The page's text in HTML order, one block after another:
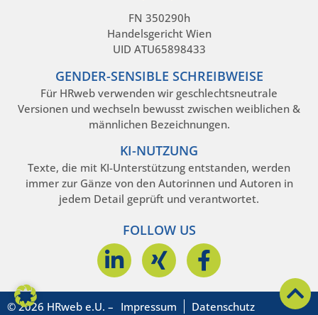
FN 350290h
Handelsgericht Wien
UID ATU65898433
GENDER-SENSIBLE SCHREIBWEISE
Für HRweb verwenden wir geschlechtsneutrale
Versionen und wechseln bewusst zwischen weiblichen &
männlichen Bezeichnungen.
KI-NUTZUNG
Texte, die mit KI-Unterstützung entstanden, werden
immer zur Gänze von den Autorinnen und Autoren in
jedem Detail geprüft und verantwortet.
FOLLOW US
© 2026 HRweb e.U. – Impressum Datenschutz